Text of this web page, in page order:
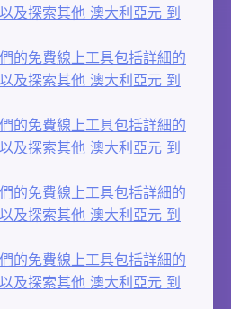
及探索其他 澳大利亞元 到
的免費線上工具包括詳細的
及探索其他 澳大利亞元 到
的免費線上工具包括詳細的
及探索其他 澳大利亞元 到
的免費線上工具包括詳細的
及探索其他 澳大利亞元 到
的免費線上工具包括詳細的
及探索其他 澳大利亞元 到